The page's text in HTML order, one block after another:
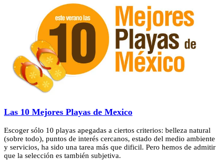
Las 10 Mejores Playas de Mexico
Escoger sólo 10 playas apegadas a ciertos criterios: belleza natural
(sobre todo), puntos de interés cercanos, estado del medio ambiente
y servicios, ha sido una tarea más que dificil. Pero hemos de admitir
que la selección es también subjetiva.